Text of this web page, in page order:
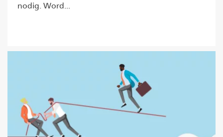
nodig. Word...